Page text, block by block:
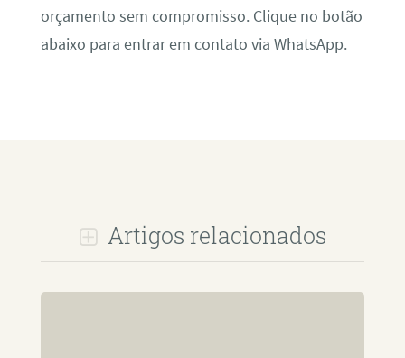
orçamento sem compromisso. Clique no botão
abaixo para entrar em contato via WhatsApp.
Artigos relacionados